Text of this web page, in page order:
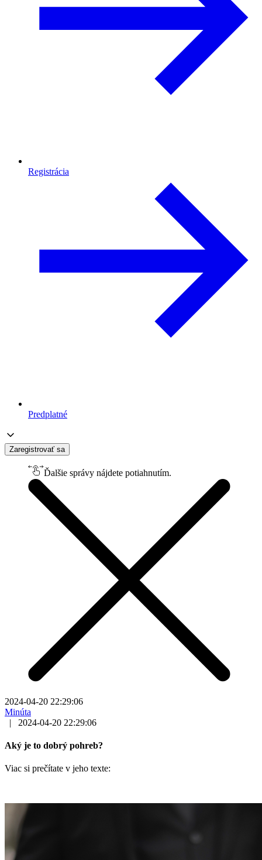
Registrácia
Predplatné
Zaregistrovať sa
Ďalšie správy nájdete potiahnutím.
2024-04-20 22:29:06
Minúta
|
2024-04-20 22:29:06
Aký je to dobrý pohreb?
Viac si prečítate v jeho texte: